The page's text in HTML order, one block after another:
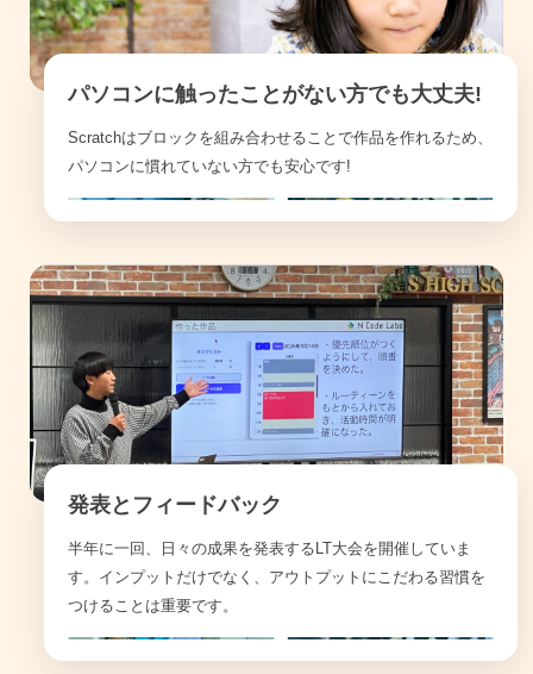
パソコンに触ったことがない方でも大丈夫!
Scratchはブロックを組み合わせることで作品を作れるため、
パソコンに慣れていない方でも安心です!
発表とフィードバック
半年に一回、日々の成果を発表するLT大会を開催していま
す。インプットだけでなく、アウトプットにこだわる習慣を
つけることは重要です。